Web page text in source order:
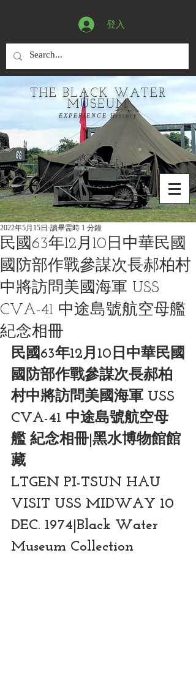
登入
THE BLACK WATER
MUSEUM
EXPERIENCE History
民國63年12月10日中華民國
國防部作戰參謀次長郝柏村
中將訪問美國海軍 USS
CVA-41 中途島號航空母艦
紀念相冊
2022年5月15日 讀畢需時 1 分鐘
民國63年12月10日中華民國
國防部作戰參謀次長郝柏
村中將訪問美國海軍 USS
CVA-41 中途島號航空母
艦 紀念相冊|黑水博物館館
藏
LTGEN PI-TSUN HAU
VISIT USS MIDWAY 10
DEC. 1974|Black Water
Museum Collection